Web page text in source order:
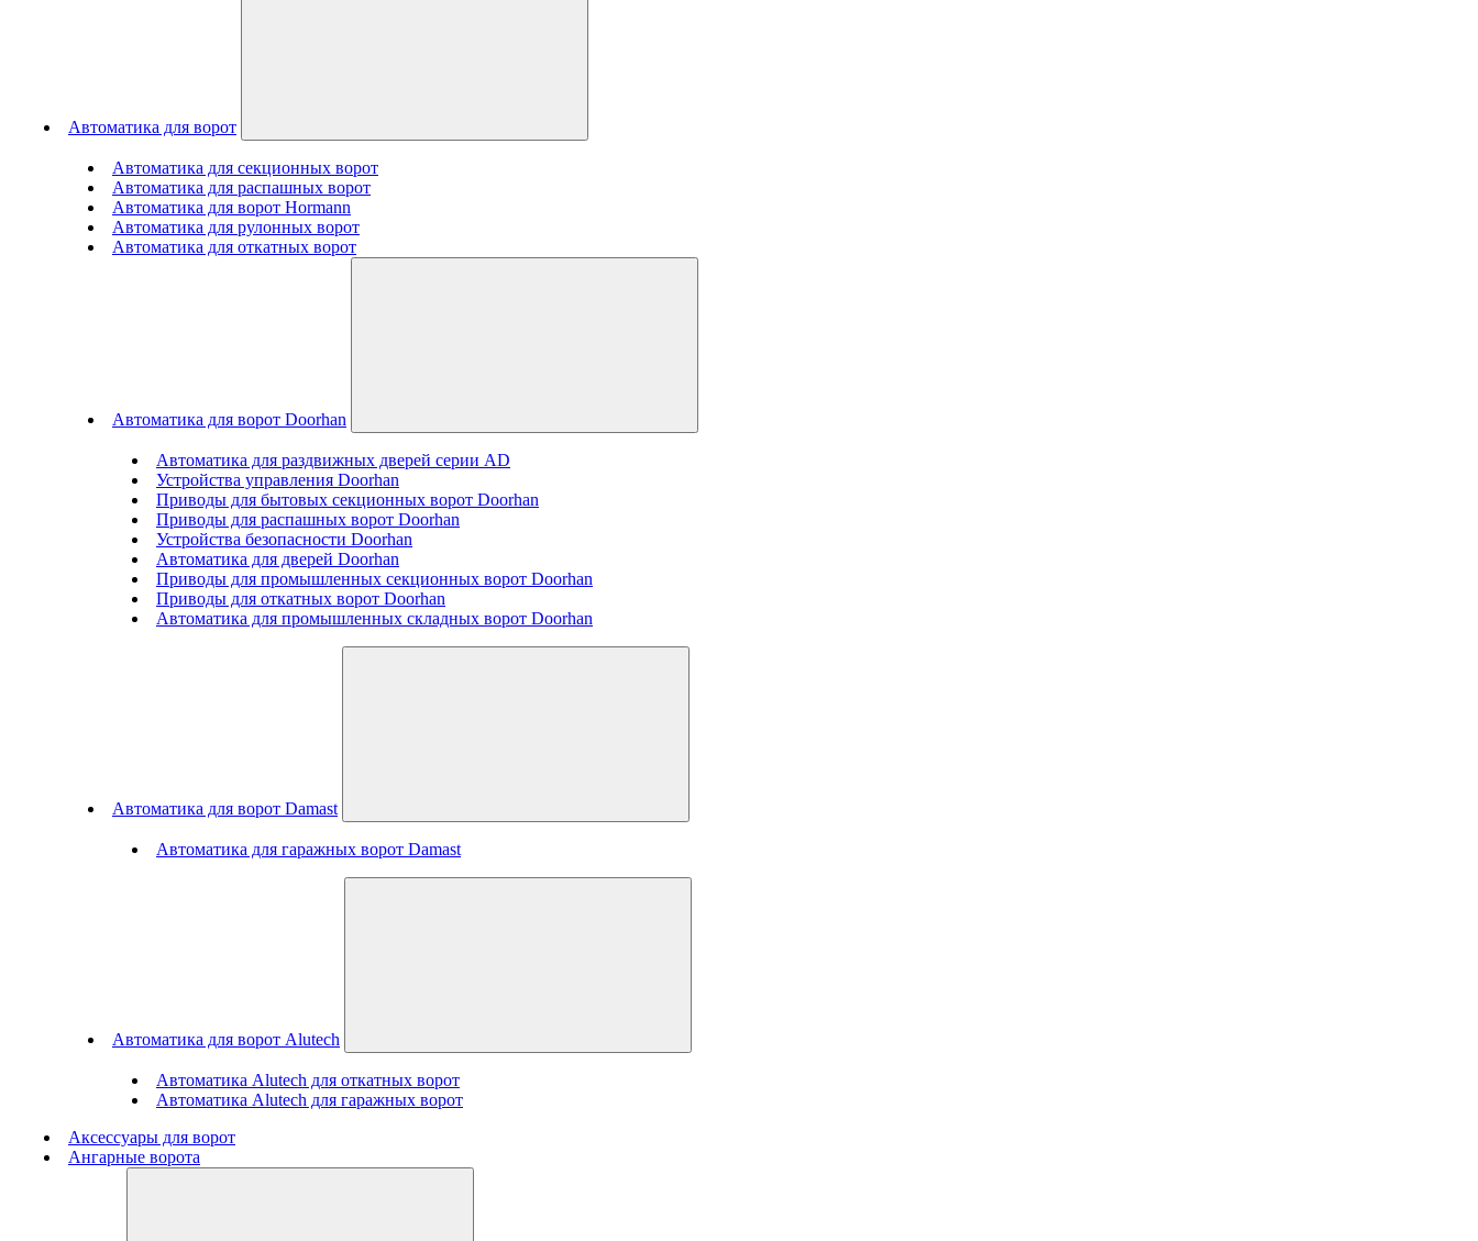
Автоматика для ворот
Автоматика для секционных ворот
Автоматика для распашных ворот
Автоматика для ворот Hormann
Автоматика для рулонных ворот
Автоматика для откатных ворот
Автоматика для ворот Doorhan
Автоматика для раздвижных дверей серии AD
Устройства управления Doorhan
Приводы для бытовых секционных ворот Doorhan
Приводы для распашных ворот Doorhan
Устройства безопасности Doorhan
Автоматика для дверей Doorhan
Приводы для промышленных секционных ворот Doorhan
Приводы для откатных ворот Doorhan
Автоматика для промышленных складных ворот Doorhan
Автоматика для ворот Damast
Автоматика для гаражных ворот Damast
Автоматика для ворот Alutech
Автоматика Alutech для откатных ворот
Автоматика Alutech для гаражных ворот
Аксессуары для ворот
Ангарные ворота